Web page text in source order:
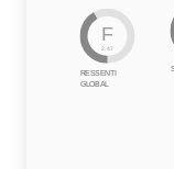
F
2.47
RESSENTI
GLOBAL